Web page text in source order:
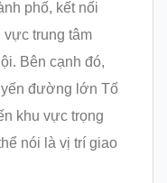
phố, kết nối
trung tâm
Bên cạnh đó,
đường lớn Tố
khu vực trọng
nói là vị trí giao